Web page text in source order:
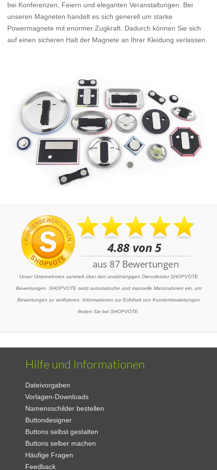
bei Konferenzen, Feiern und eleganten Veranstaltungen. Bei
unseren Magneten handelt es sich generell um starke
Powermagnete mit enormer Zugkraft. Dadurch können Sie sich
auf einen sicheren Halt der Magnete an Ihrer Kleidung verlassen.
Unser Unternehmen sammelt über den unabhängigen Dienstleister SHOPVOTE
Bewertungen. SHOPVOTE setzt automatische und manuelle Massnahmen ein, um
Bewertungen zu verifizieren. Informationen zur Echtheit von Kundenbewertungen
finden Sie bei SHOPVOTE.
Hilfe und Informationen
Dateivorgaben
Vorlagen-Downloads
Namensschilder bestellen
Buttondesigner
Buttons selbst gestalten
Buttons selber machen
Häufige Fragen
Feedback